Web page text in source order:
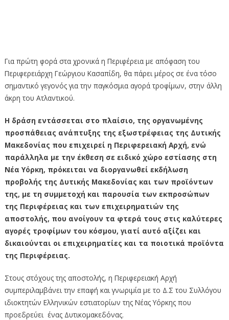
Για πρώτη φορά στα χρονικά η Περιφέρεια με απόφαση του
Περιφερειάρχη Γεώργιου Κασαπίδη, θα πάρει μέρος σε ένα τόσο
σημαντικό γεγονός για την παγκόσμια αγορά τροφίμων, στην άλλη
άκρη του Ατλαντικού.
Η δράση εντάσσεται στο πλαίσιο, της οργανωμένης
προσπάθειας ανάπτυξης της εξωστρέφειας της Δυτικής
Μακεδονίας που επιχειρεί η Περιφερειακή Αρχή, ενώ
παράλληλα με την έκθεση σε ειδικό χώρο εστίασης στη
Νέα Υόρκη, πρόκειται να διοργανωθεί εκδήλωση
προβολής της Δυτικής Μακεδονίας και των προϊόντων
της, με τη συμμετοχή και παρουσία των εκπροσώπων
της Περιφέρειας και των επιχειρηματιών της
αποστολής, που ανοίγουν τα φτερά τους στις καλύτερες
αγορές τροφίμων του κόσμου, γιατί αυτό αξίζει και
δικαιούνται οι επιχειρηματίες και τα ποιοτικά προϊόντα
της Περιφέρειας.
Στους στόχους της αποστολής, η Περιφερειακή Αρχή
συμπεριλαμβάνει την επαφή και γνωριμία με το Δ.Σ του Συλλόγου
ιδιοκτητών Ελληνικών εστιατορίων της Νέας Υόρκης που
προεδρεύει ένας Δυτικομακεδόνας.